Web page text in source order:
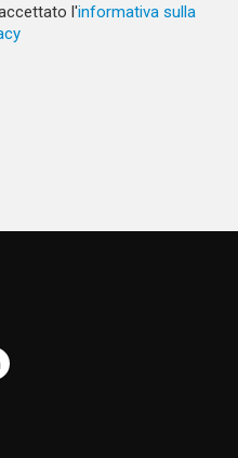
l'informativa sulla